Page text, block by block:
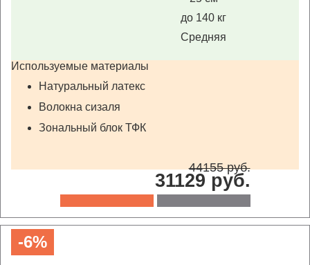
до 140 кг
Средняя
Используемые материалы
Натуральный латекс
Волокна сизаля
Зональный блок ТФК
44155 руб.
31129 руб.
-6%